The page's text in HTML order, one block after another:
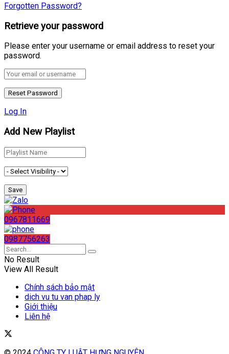
Forgotten Password?
Retrieve your password
Please enter your username or email address to reset your
password.
Log In
Add New Playlist
0967811669
0987756263
No Result
View All Result
Chính sách bảo mật
dich vu tu van phap ly
Giới thiệu
Liên hệ